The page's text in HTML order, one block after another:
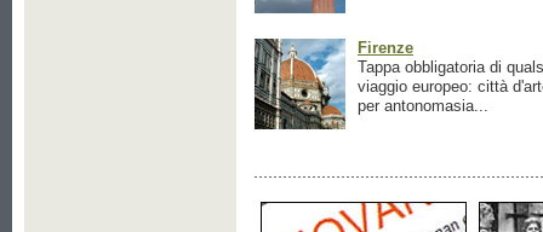
Firenze
Tappa obbligatoria di
viaggio europeo: città
per antonomasia...